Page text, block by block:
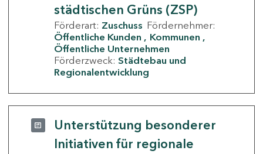
städtischen Grüns (ZSP)
Förderart: Zuschuss Fördernehmer:
Öffentliche Kunden
Kommunen
Öffentliche Unternehmen
Förderzweck: Städtebau und
Regionalentwicklung
Unterstützung besonderer
Initiativen für regionale